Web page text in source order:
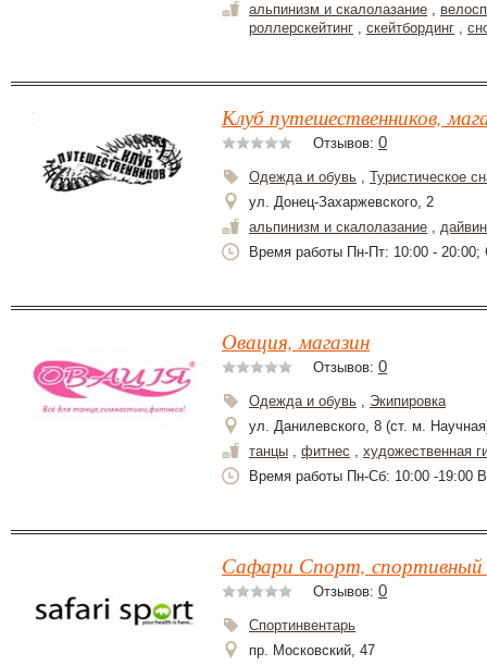
альпинизм и скалолазание ,
роллерскейтинг , скейтбординг ,
Клуб путешественников,
Отзывов: 0
Одежда и обувь , Туристическое
ул. Донец-Захаржевского, 2
альпинизм и скалолазание ,
Время работы Пн-Пт: 10:00 -
Овация, магазин
Отзывов: 0
Одежда и обувь , Экипировка
ул. Данилевского, 8 (ст. м.
танцы , фитнес , художественная
Время работы Пн-Сб: 10:00 -19:00
Сафари Спорт, спортивный
Отзывов: 0
Спортинвентарь
пр. Московский, 47